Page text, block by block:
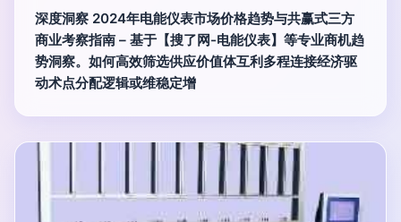
深度洞察 2024年电能仪表市场价格趋势与共赢式三方
商业考察指南 – 基于【搜了网-电能仪表】等专业商机趋
势洞察。如何高效筛选供应价值体互利多程连接经济驱
动术点分配逻辑或维稳定增